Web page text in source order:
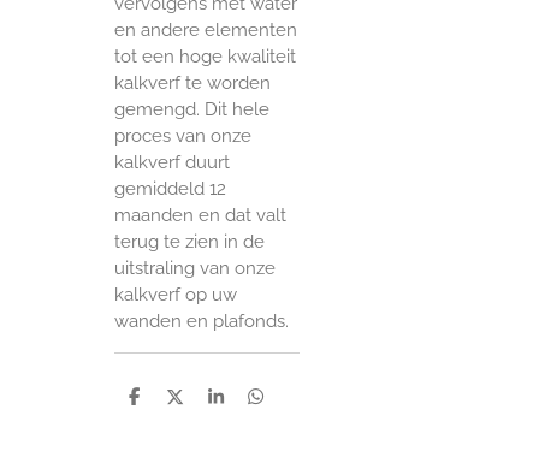
en andere elementen
tot een hoge kwaliteit
kalkverf te worden
gemengd. Dit hele
proces van onze
kalkverf duurt
gemiddeld 12
maanden en dat valt
terug te zien in de
uitstraling van onze
kalkverf op uw
wanden en plafonds.
D
D
S
D